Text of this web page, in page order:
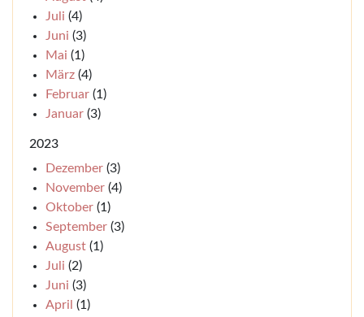
Juli (4)
Juni (3)
Mai (1)
März (4)
Februar (1)
Januar (3)
2023
Dezember (3)
November (4)
Oktober (1)
September (3)
August (1)
Juli (2)
Juni (3)
April (1)